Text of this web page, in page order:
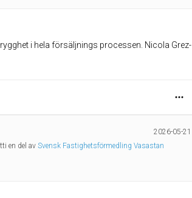
i hela försäljnings processen. Nicola Grez-
2026-05-21
en del av Svensk Fastighetsförmedling Vasastan